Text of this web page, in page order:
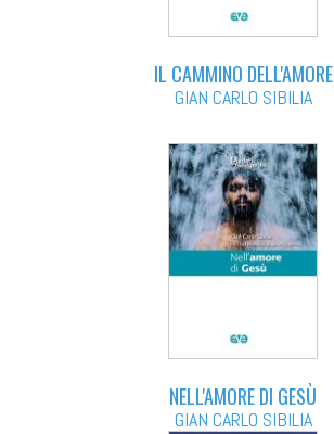
IL CAMMINO DELL'AMORE
GIAN CARLO SIBILIA
NELL'AMORE DI GESÙ
GIAN CARLO SIBILIA